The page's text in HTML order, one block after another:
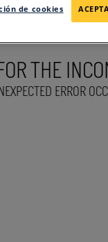
THE
ERROR
de cookies